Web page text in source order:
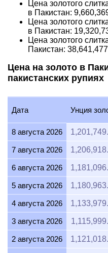
Цена золотого
в Пакистан:
Цена золотого
в Пакистан:
Цена золотого
Пакистан:
Цена на золото в
пакистанских рупиях
Дата Унция
8 августа 2026
7 августа 2026
6 августа 2026
5 августа 2026
4 августа 2026
3 августа 2026
2 августа 2026